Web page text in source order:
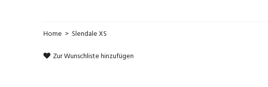
Home > Slendale XS
Zur Wunschliste hinzufügen